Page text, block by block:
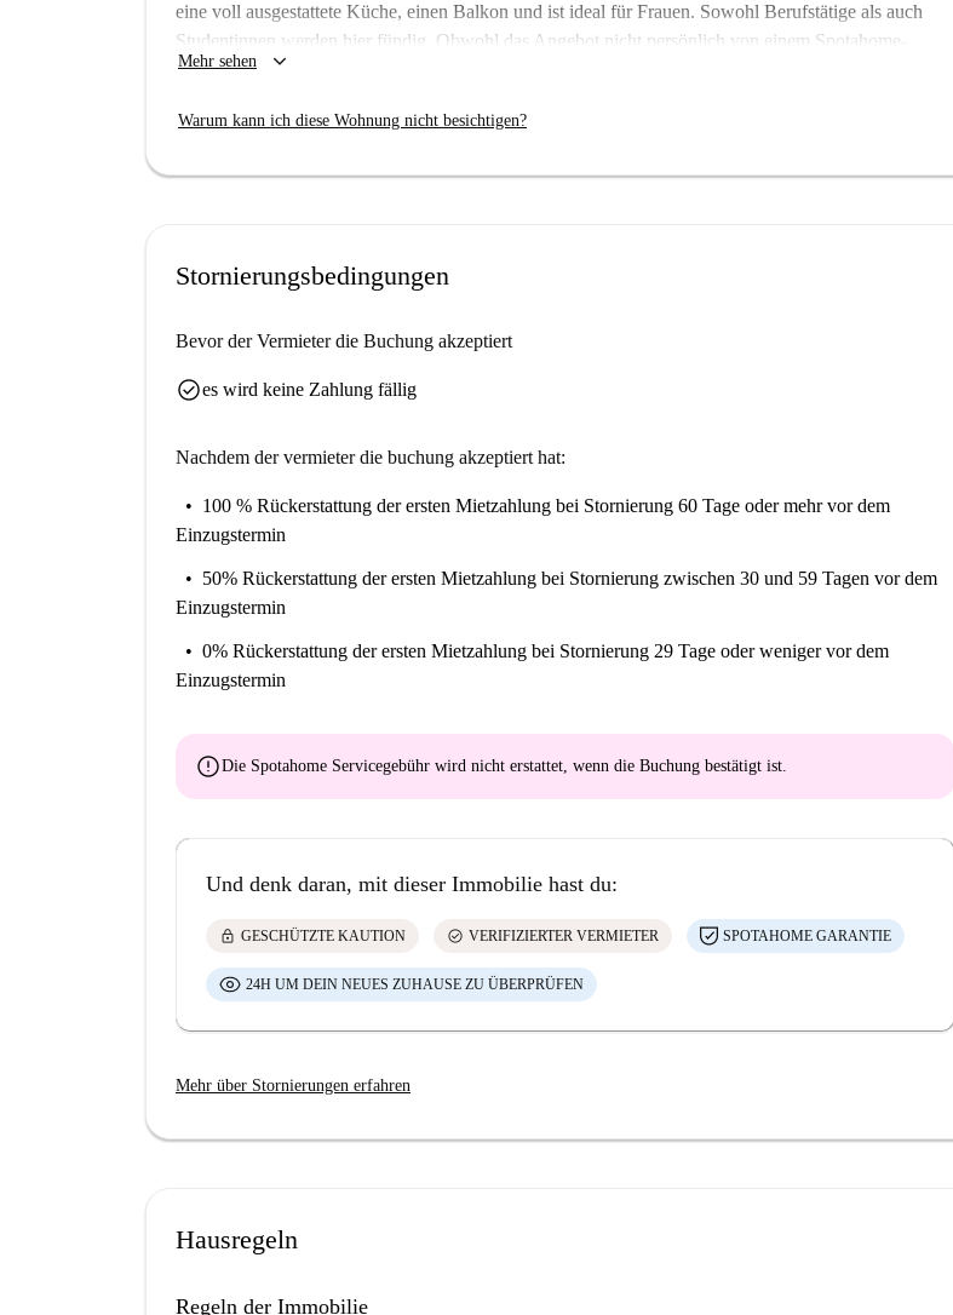
eine voll ausgestattete Küche, einen Balkon und ist ideal für Frauen. Sowohl Berufstätige als auch
Studentinnen werden hier fündig. Obwohl das Angebot nicht persönlich von einem Spotahome-
Mitarbeiter geprüft wurde, können Sie sich auf Spotahomes sorgfältige Vermieterprüfung verlassen.
Flaminio ist ein lebendiges Viertel mit vielen Sehenswürdigkeiten in der Nähe. Die Fontana delle Tre
Treebar ist fußläufig erreichbar. Diese Wohnung bietet Ihnen die großartige Gelegenheit, das Leben in
Mehr sehen keyboard_arrow_down
Warum kann ich diese Wohnung nicht besichtigen?
Stornierungsbedingungen
Bevor der Vermieter die Buchung akzeptiert
check_circlees wird keine Zahlung fällig
Nachdem der vermieter die buchung akzeptiert hat:
100 % Rückerstattung der ersten Mietzahlung bei Stornierung 60 Tage oder mehr vor dem
Einzugstermin
50% Rückerstattung der ersten Mietzahlung bei Stornierung zwischen 30 und 59 Tagen vor dem
Einzugstermin
0% Rückerstattung der ersten Mietzahlung bei Stornierung 29 Tage oder weniger vor dem
Einzugstermin
errorDie Spotahome Servicegebühr wird nicht erstattet, wenn die Buchung bestätigt ist.
Und denk daran, mit dieser Immobilie hast du:
lock GESCHÜTZTE KAUTION check_circle VERIFIZIERTER VERMIETER SPOTAHOME GARANTIE
24H UM DEIN NEUES ZUHAUSE ZU ÜBERPRÜFEN
Mehr über Stornierungen erfahren
Hausregeln
Regeln der Immobilie